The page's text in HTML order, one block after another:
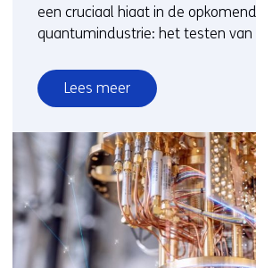
een cruciaal hiaat in de
quantumindustrie: het testen van
Lees meer
over
Pionieren
op
de
rand
van
de
fysica: